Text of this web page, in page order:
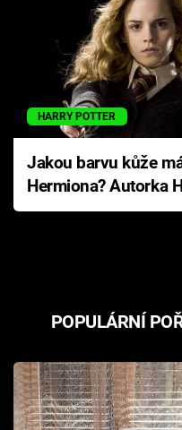
HARRY POTTER
Jakou barvu kůže
Hermiona? Autorka
Pottera přišla s
POPULÁRNÍ